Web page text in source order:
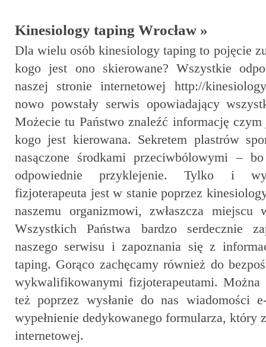
Kinesiology taping Wrocław »
Dla wielu osób kinesiology taping to pojęcie
kogo jest ono skierowane? Wszystkie
naszej stronie internetowej http://
nowo powstały serwis opowiadający
Możecie tu Państwo znaleźć informację
kogo jest kierowana. Sekretem plastrów
nasączone środkami przeciwbólowymi –
odpowiednie przyklejenie. Tylko i
fizjoterapeuta jest w stanie poprzez
naszemu organizmowi, zwłaszcza
Wszystkich Państwa bardzo serdecznie
naszego serwisu i zapoznania się z
taping. Gorąco zachęcamy również do
wykwalifikowanymi fizjoterapeutami.
też poprzez wysłanie do nas wiadomości
wypełnienie dedykowanego formularza, który
internetowej.